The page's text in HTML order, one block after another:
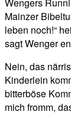
Wengers
Mainzer
leben noch!“
sagt Wenger
Nein, das
Kinderlein
bitterböse
mich fromm,